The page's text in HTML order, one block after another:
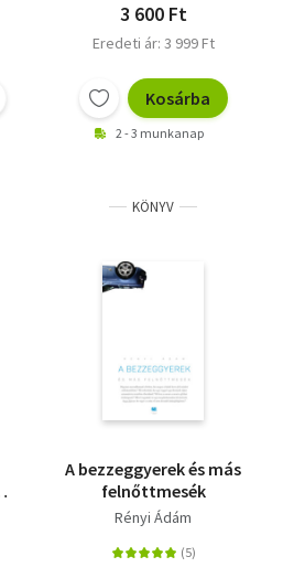
3 600 Ft
Eredeti ár: 3 999 Ft
Kosárba
2 - 3 munkanap
KÖNYV
A bezzeggyerek és más
felnőttmesék
Rényi Ádám